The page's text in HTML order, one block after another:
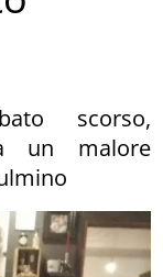
scorso,
un malore